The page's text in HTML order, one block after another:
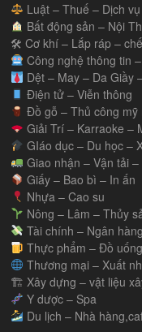
Luật – Thuế – Dịch
Bất động sản – Nội
🛠 Cơ khí – Lắp ráp –
Công nghệ thông tin
Dệt – May – Da Giầy
Điện tử – Viễn thông
Đồ gỗ – Thủ công mỹ
Giải Trí – Karraoke –
GIáo dục – Du học –
Giao nhận – Vận tải
Giấy – Bao bì – In ấn
Nhựa – Cao su
Nông – Lâm – Thủy
Tài chính – Ngân
Thực phẩm – Đồ uống
Thương mại – Xuất
🏗 Xây dựng – vật liệu
Y dược – Spa
Du lịch – Nhà